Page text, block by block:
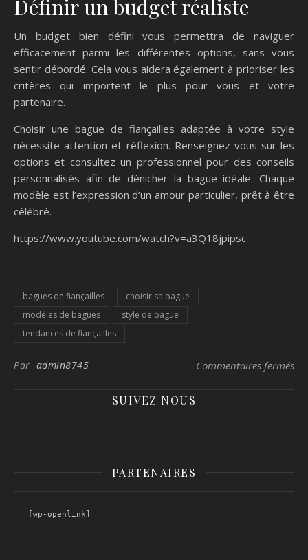
Définir un budget réaliste
Un budget bien défini vous permettra de naviguer
efficacement parmi les différentes options, sans vous
sentir débordé. Cela vous aidera également à prioriser les
critères qui importent le plus pour vous et votre
partenaire.
Choisir une bague de fiançailles adaptée à votre style
nécessite attention et réflexion. Renseignez-vous sur les
options et consultez un professionnel pour des conseils
personnalisés afin de dénicher la bague idéale. Chaque
modèle est l’expression d’un amour particulier, prêt à être
célébré.
https://www.youtube.com/watch?v=a3Q18jpipsc
bagues de fiançailles
choisir sa bague
modèles de bagues
style de bague
tendances de fiançailles
Par admin8745 Commentaires fermés
SUIVEZ NOUS
PARTENAIRES
[wp-openlink]